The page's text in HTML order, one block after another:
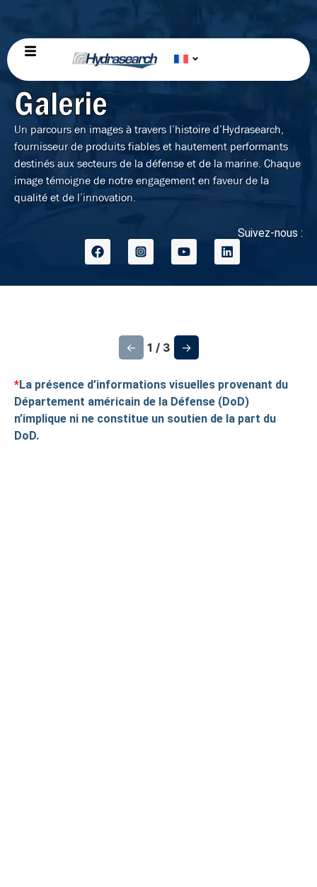
Galerie
Un parcours en images à travers l’histoire d’Hydrasearch,
fournisseur de produits fiables et hautement performants
destinés aux secteurs de la défense et de la marine. Chaque
image témoigne de notre engagement en faveur de la
qualité et de l’innovation.
Suivez-nous :
← 1 / 3 →
*La présence d’informations visuelles provenant du
Département américain de la Défense (DoD)
n’implique ni ne constitue un soutien de la part du
DoD.